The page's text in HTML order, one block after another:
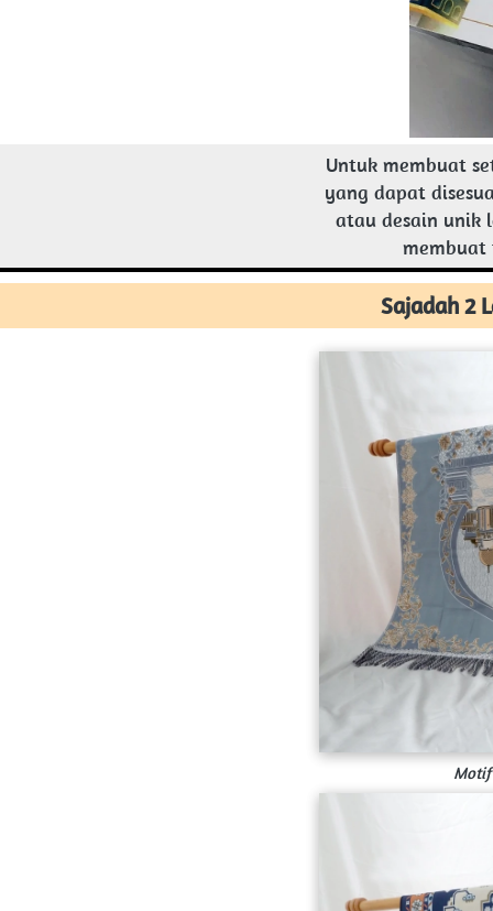
Untuk membuat
yang dapat
atau desain unik
membuat
Sajadah 2
Motif